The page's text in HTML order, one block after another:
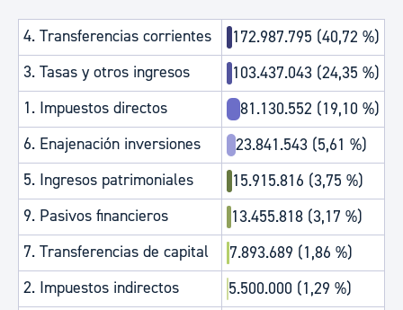
4. Transferencias corrientes
172.987.795 (40,72 %)
3. Tasas y otros ingresos
103.437.043 (24,35 %)
1. Impuestos directos
81.130.552 (19,10 %)
6. Enajenación inversiones
23.841.543 (5,61 %)
5. Ingresos patrimoniales
15.915.816 (3,75 %)
9. Pasivos financieros
13.455.818 (3,17 %)
7. Transferencias de capital
7.893.689 (1,86 %)
2. Impuestos indirectos
5.500.000 (1,29 %)